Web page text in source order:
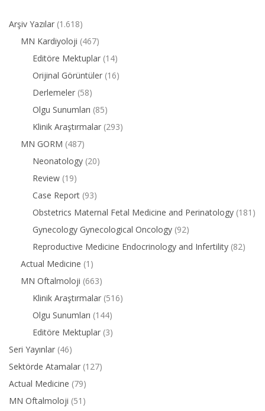
Arşiv Yazılar (1.618)
MN Kardiyoloji (467)
Editöre Mektuplar (14)
Orijinal Görüntüler (16)
Derlemeler (58)
Olgu Sunumları (85)
Klinik Araştırmalar (293)
MN GORM (487)
Neonatology (20)
Review (19)
Case Report (93)
Obstetrics Maternal Fetal Medicine and Perinatology (181)
Gynecology Gynecological Oncology (92)
Reproductive Medicine Endocrinology and Infertility (82)
Actual Medicine (1)
MN Oftalmoloji (663)
Klinik Araştırmalar (516)
Olgu Sunumları (144)
Editöre Mektuplar (3)
Seri Yayınlar (46)
Sektörde Atamalar (127)
Actual Medicine (79)
MN Oftalmoloji (51)